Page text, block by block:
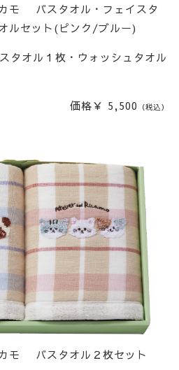
モ バスタオル・フェイスタ
ルセット(ピンク/ブルー)
タオル１枚・ウォッシュタオル
価格￥ 5,500 （税込）
モ バスタオル２枚セット